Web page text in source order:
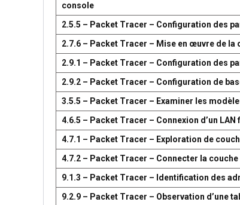
console
2.5.5 – Packet Tracer – Configuration des
2.7.6 – Packet Tracer – Mise en œuvre de la
2.9.1 – Packet Tracer – Configuration des
2.9.2 – Packet Tracer – Configuration de
3.5.5 – Packet Tracer – Examiner les
4.6.5 – Packet Tracer – Connexion d’un LAN
4.7.1 – Packet Tracer – Exploration de
4.7.2 – Packet Tracer – Connecter la
9.1.3 – Packet Tracer – Identification des
9.2.9 – Packet Tracer – Observation d’une